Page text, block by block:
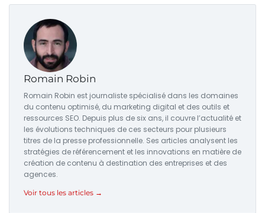
Romain Robin
Romain Robin est journaliste spécialisé dans les domaines
du contenu optimisé, du marketing digital et des outils et
ressources SEO. Depuis plus de six ans, il couvre l’actualité et
les évolutions techniques de ces secteurs pour plusieurs
titres de la presse professionnelle. Ses articles analysent les
stratégies de référencement et les innovations en matière de
création de contenu à destination des entreprises et des
agences.
Voir tous les articles →